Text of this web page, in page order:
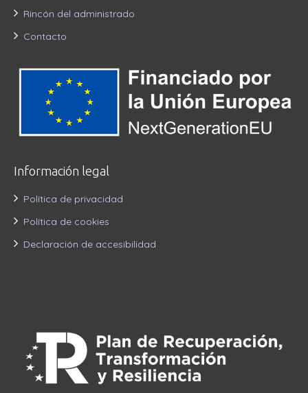
Rincón del administrado
Contacto
Información legal
Política de privacidad
Política de cookies
Declaración de accesibilidad